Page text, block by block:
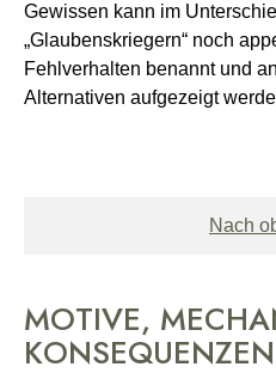
Gewissen kann im
„Glaubenskriegern“ noch
Fehlverhalten benannt und
Alternativen aufgezeigt
Nach
MOTIVE,
KONSEQUENZEN